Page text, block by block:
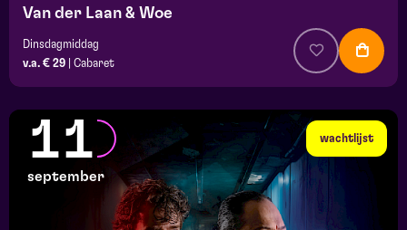
Van der Laan & Woe
Dinsdagmiddag
v.a. € 29
Cabaret
wachtlijst
11
september